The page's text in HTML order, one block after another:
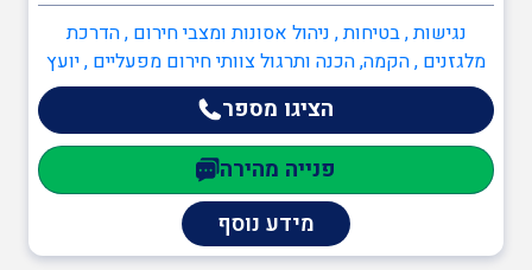
נגישות , בטיחות , ניהול אסונות ומצבי חירום , הדרכת
מלגזנים , הקמה, הכנה ותרגול צוותי חירום מפעליים , יועץ
ארגונומיה , מדריך עבודה בגובה , ממונה בטיחות בבניה ,
ממונה בטיחות בעבודה , ממונה בטיחות אש , כיבוי אש ,
בודק מוסמך לציוד כיבוי מטלטל , בודקים מוסמכים
למערכות מים , תכנון מערכי בטיחות אש , יועץ בטיחות אש
, ממונה בטיחות אש
הציגו מספר
פנייה מהירה
מידע נוסף